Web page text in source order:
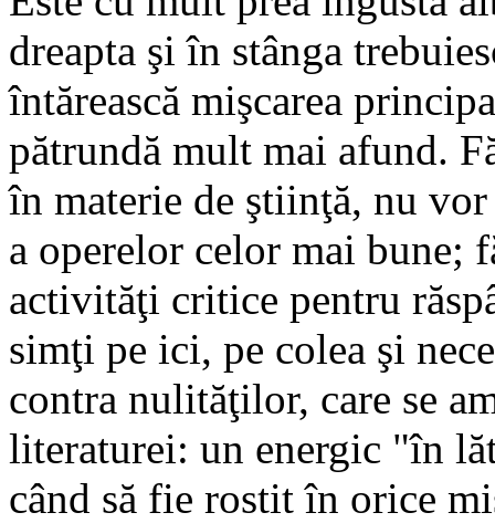
dreapta şi în stânga
întărească mişcarea
pătrundă mult mai afund.
în materie de ştiinţă, nu
a operelor celor mai
activităţi critice pentru
simţi pe ici, pe colea şi
contra nulităţilor, care se
literaturei: un energic "în
când să fie rostit în orice